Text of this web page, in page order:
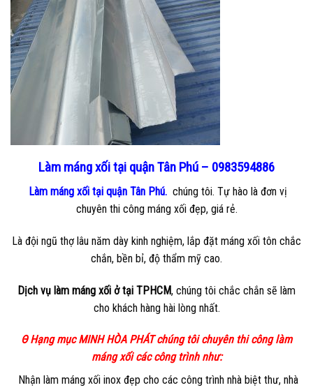
Làm máng xối tại quận Tân Phú – 0983594886
Làm máng xối tại quận Tân Phú. chúng tôi. Tự hào là đơn vị
chuyên thi công máng xối đẹp, giá rẻ.
Là đội ngũ thợ lâu năm dày kinh nghiệm, lắp đặt máng xối tôn chắc
chắn, bền bỉ, độ thẩm mỹ cao.
Dịch vụ làm máng xối ở tại TPHCM, chúng tôi chắc chắn sẽ làm
cho khách hàng hài lòng nhất.
Θ Hạng mục MINH HÒA PHÁT chúng tôi chuyên thi công làm
máng xối các công trình như:
Nhận làm máng xối inox đẹp cho các công trình nhà biệt thư, nhà